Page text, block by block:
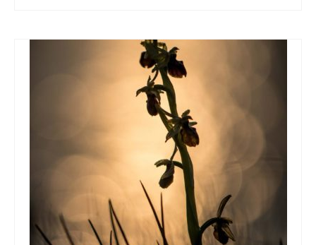
Parc de la Tête d’Or
Richmond Park (Londres)
Météo particulière